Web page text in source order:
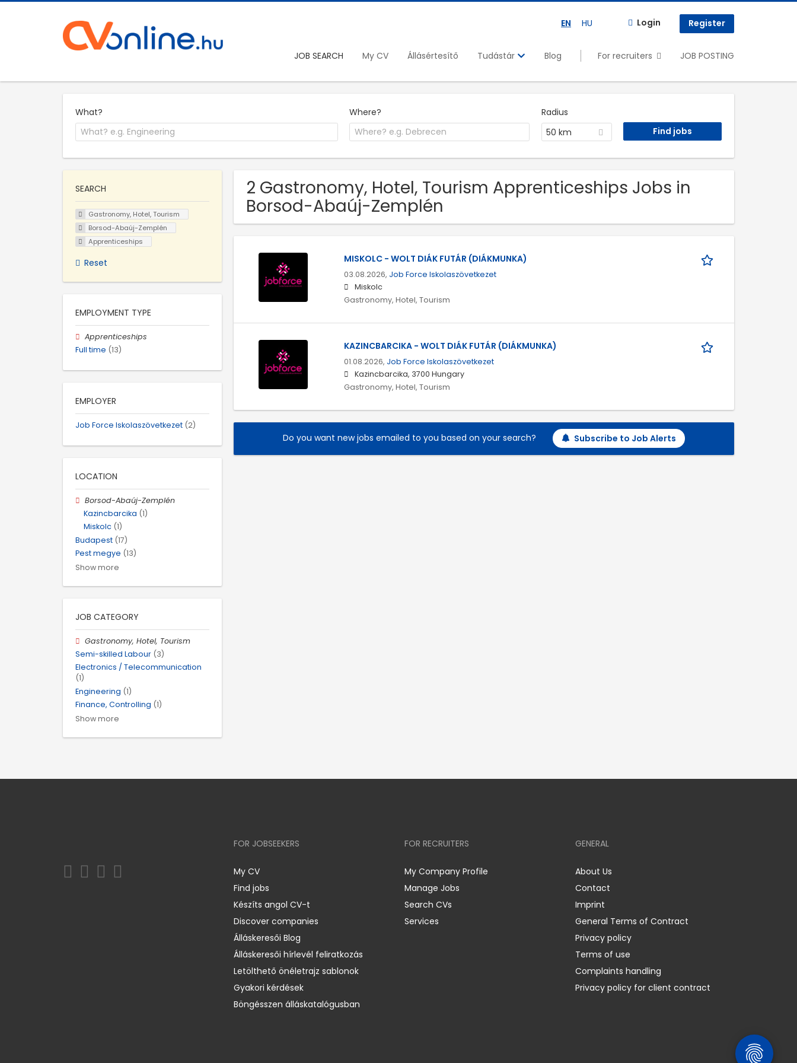
EN HU Login Register
JOB SEARCH My CV Állásértesítő Tudástár Blog For recruiters JOB POSTING
What? Where?
Radius
50 km
2 Gastronomy, Hotel, Tourism Apprenticeships Jobs in
Borsod-Abaúj-Zemplén
MISKOLC - WOLT DIÁK FUTÁR (DIÁKMUNKA)
03.08.2026, Job Force Iskolaszövetkezet
Miskolc
Gastronomy, Hotel, Tourism
KAZINCBARCIKA - WOLT DIÁK FUTÁR (DIÁKMUNKA)
01.08.2026, Job Force Iskolaszövetkezet
Kazincbarcika, 3700 Hungary
Gastronomy, Hotel, Tourism
Do you want new jobs emailed to you based on your search? Subscribe to Job Alerts
SEARCH
Gastronomy, Hotel, Tourism
Borsod-Abaúj-Zemplén
Apprenticeships
Reset
EMPLOYMENT TYPE
Apprenticeships
Full time (13)
EMPLOYER
Job Force Iskolaszövetkezet (2)
LOCATION
Borsod-Abaúj-Zemplén
Kazincbarcika (1)
Miskolc (1)
Budapest (17)
Pest megye (13)
Show more
JOB CATEGORY
Gastronomy, Hotel, Tourism
Semi-skilled Labour (3)
Electronics / Telecommunication
(1)
Engineering (1)
Finance, Controlling (1)
Show more
FOR JOBSEEKERS
My CV
Find jobs
Készíts angol CV-t
Discover companies
Álláskeresői Blog
Álláskeresői hírlevél feliratkozás
Letölthető önéletrajz sablonok
Gyakori kérdések
Böngésszen álláskatalógusban
FOR RECRUITERS
My Company Profile
Manage Jobs
Search CVs
Services
GENERAL
About Us
Contact
Imprint
General Terms of Contract
Privacy policy
Terms of use
Complaints handling
Privacy policy for client contract